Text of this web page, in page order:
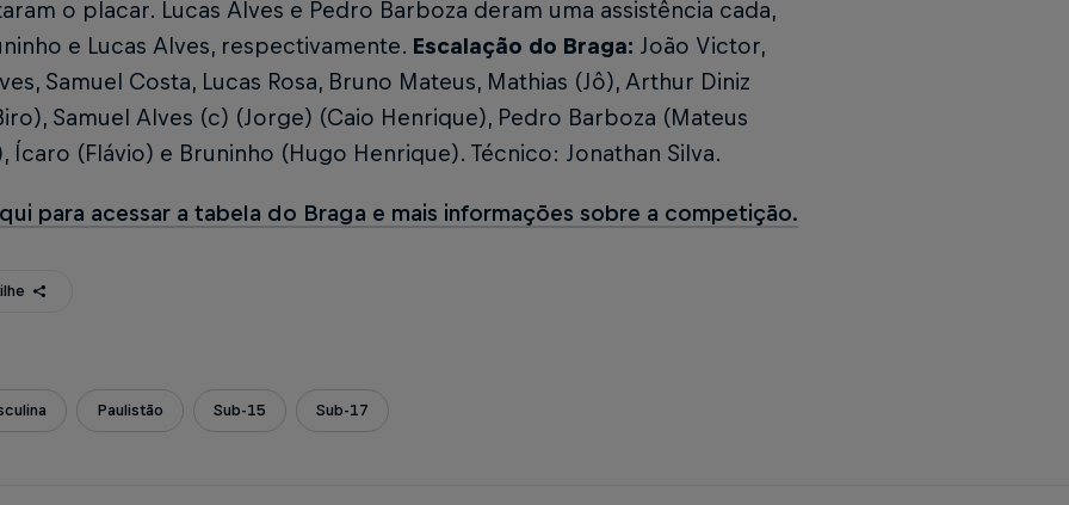
o placar. Lucas Alves e Pedro Barboza deram uma assistência cada,
e Lucas Alves, respectivamente. Escalação do Braga: João Victor,
Samuel Costa, Lucas Rosa, Bruno Mateus, Mathias (Jô), Arthur Diniz
Samuel Alves (c) (Jorge) (Caio Henrique), Pedro Barboza (Mateus
Ícaro (Flávio) e Bruninho (Hugo Henrique). Técnico: Jonathan Silva.
para acessar a tabela do Braga e mais informações sobre a competição.
Paulistão Sub-15 Sub-17